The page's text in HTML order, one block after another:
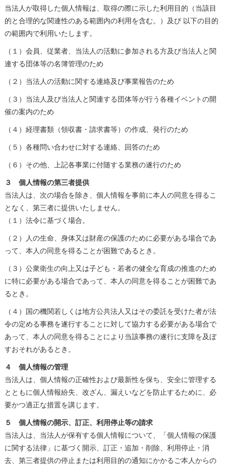
当法人が取得した個人情報は、取得の際に示した利用目的（当該目
的と合理的な関連性のある範囲内の利用を含む。）及び 以下の目的
の範囲内で利用いたします。
（１）会員、従業者、当法人の活動に参加される方及び当法人と関
連する団体等の名簿管理のため
（２）当法人の活動に関する連絡及び事業報告のため
（３）当法人及び当法人と関連する団体等が行う各種イベントの開
催の案内のため
（４）経理書類（領収書・請求書等）の作成、発行のため
（５）各種問い合わせに対する連絡、回答のため
（６）その他、上記各事業に付随する業務の遂行のため
３ 個人情報の第三者提供
当法人は、次の場合を除き、個人情報を事前に本人の同意を得るこ
となく、第三者に提供いたしません。
（１）法令に基づく場合。
（２）人の生命、身体又は財産の保護のために必要がある場合であ
って、本人の同意を得ることが困難であるとき。
（３）公衆衛生の向上又は子ども・若者の健全な育成の推進のため
に特に必要がある場合であって、本人の同意を得ることが困難であ
るとき。
（４）国の機関若しくは地方公共法人又はその委託を受けた者が法
令の定める事務を遂行することに対して協力する必要がある場合で
あって、本人の同意を得ることにより当該事務の遂行に支障を及ぼ
すおそれがあるとき。
４ 個人情報の管理
当法人は、個人情報の正確性および最新性を保ち、安全に管理する
とともに個人情報紛失、改ざん、漏えいなどを防止するために、必
要かつ適正な措置を講じます。
５ 個人情報の開示、訂正、利用停止等の請求
当法人は、当法人が保有する個人情報について、「個人情報の保護
に関する法律」に基づく開示、訂正・追加・削除、利用停止・消
去、第三者提供の停止または利用目的の通知にかかるご本人からの